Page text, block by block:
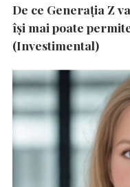
De ce Generația Z
își mai poate
(Investimental)